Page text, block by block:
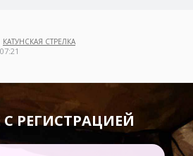
КАТУНСКАЯ СТРЕЛКА
РЕГИСТРАЦИЕЙ